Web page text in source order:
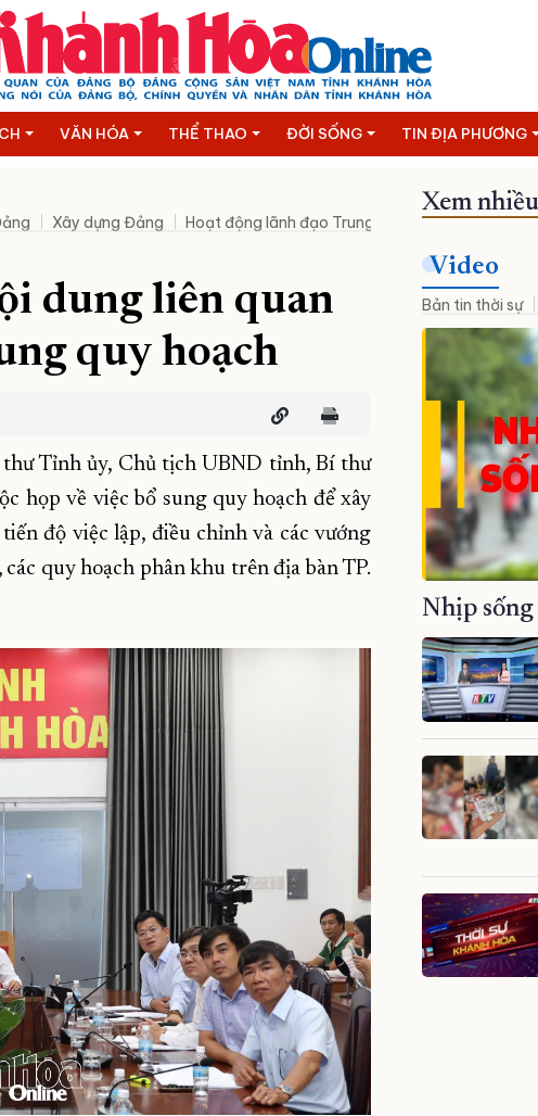
VĂN HÓA THỂ THAO ĐỜI SỐNG TIN ĐỊA PHƯƠNG
Xây dựng Đảng Hoạt động lãnh đạo Trung ương Nhân sự mới
dung liên quan
quy hoạch
Tỉnh ủy, Chủ tịch UBND tỉnh, Bí thư
họp về việc bổ sung quy hoạch để xây
độ việc lập, điều chỉnh và các vướng
quy hoạch phân khu trên địa bàn TP.
Xem nhiều
Video
Bản tin thời sự
Nhịp